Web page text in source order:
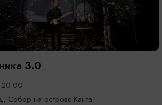
3.0
20:00
Собор на острове Канта